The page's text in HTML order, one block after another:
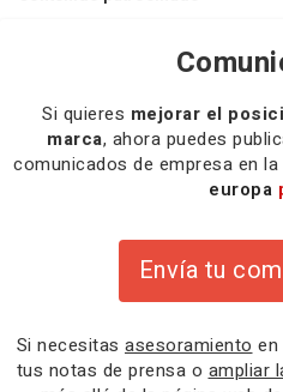
Si quieres mejorar el
marca, ahora puedes
comunicados de empresa en
europa
Envía tu
Si necesitas asesoramiento
tus notas de prensa o ampliar